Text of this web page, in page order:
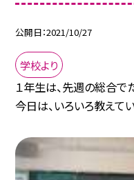
公開日 2021/10/27
学校より
１年生は、先週の総合で
今日は、いろいろ教えて